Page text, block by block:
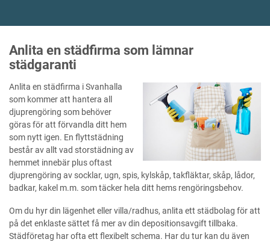
Anlita en städfirma som lämnar
städgaranti
Anlita en städfirma i Svanhalla
som kommer att hantera all
djuprengöring som behöver
göras för att förvandla ditt hem
som nytt igen. En flyttstädning
består av allt vad storstädning av
hemmet innebär plus oftast
djuprengöring av socklar, ugn, spis, kylskåp, takfläktar, skåp, lådor,
badkar, kakel m.m. som täcker hela ditt hems rengöringsbehov.
Om du hyr din lägenhet eller villa/radhus, anlita ett städbolag för att
på det enklaste sättet få mer av din depositionsavgift tillbaka.
Städföretag har ofta ett flexibelt schema. Har du tur kan du även